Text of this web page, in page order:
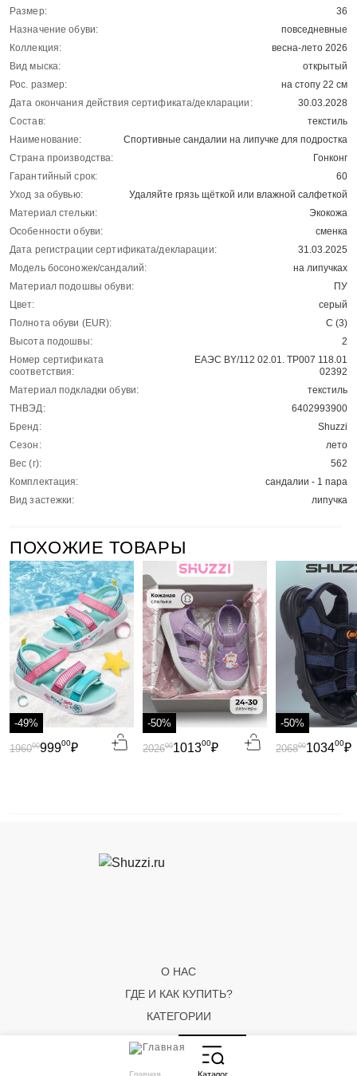
Размер:
36
Назначение обуви:
повседневные
Коллекция:
весна-лето 2026
Вид мыска:
открытый
Рос. размер:
на стопу 22 см
Дата окончания действия сертификата/декларации:
30.03.2028
Состав:
текстиль
Наименование:
Спортивные сандалии на липучке для подростка
Страна производства:
Гонконг
Гарантийный срок:
60
Уход за обувью:
Удаляйте грязь щёткой или влажной салфеткой
Материал стельки:
Экокожа
Особенности обуви:
сменка
Дата регистрации сертификата/декларации:
31.03.2025
Модель босоножек/сандалий:
на липучках
Материал подошвы обуви:
ПУ
Цвет:
серый
Полнота обуви (EUR):
С (3)
Высота подошвы:
2
Номер сертификата
соответствия:
ЕАЭС BY/112 02.01. ТР007 118.01
02392
Материал подкладки обуви:
текстиль
ТНВЭД:
6402993900
Бренд:
Shuzzi
Сезон:
лето
Вес (г):
562
Комплектация:
сандалии - 1 пара
Вид застежки:
липучка
ПОХОЖИЕ ТОВАРЫ
-49%
99900₽
196000
-50%
101300₽
202600
-50%
103400₽
206800
О НАС
ГДЕ И КАК КУПИТЬ?
КАТЕГОРИИ